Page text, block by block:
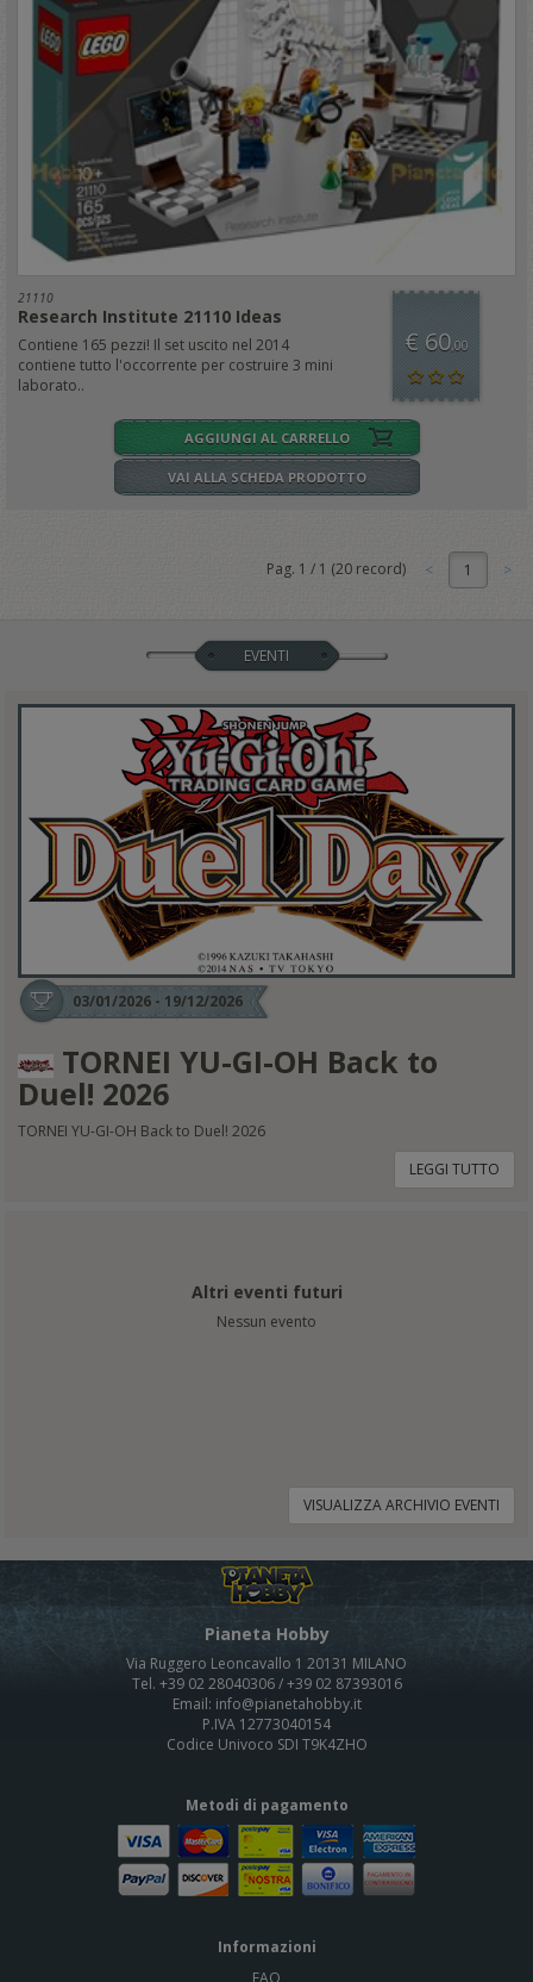
21110
Research Institute 21110 Ideas
Contiene 165 pezzi! Il set uscito nel 2014
contiene tutto l'occorrente per costruire 3 mini
laborato..
€ 60,00
AGGIUNGI AL CARRELLO
VAI ALLA SCHEDA PRODOTTO
Pag. 1 / 1 (20 record) 1
EVENTI
03/01/2026 - 19/12/2026
TORNEI YU-GI-OH Back to
Duel! 2026
TORNEI YU-GI-OH Back to Duel! 2026
LEGGI TUTTO
Altri eventi futuri
Nessun evento
VISUALIZZA ARCHIVIO EVENTI
Pianeta Hobby
Via Ruggero Leoncavallo 1 20131 MILANO
Tel. +39 02 28040306 / +39 02 87393016
Email: info@pianetahobby.it
P.IVA 12773040154
Codice Univoco SDI T9K4ZHO
Metodi di pagamento
Informazioni
FAQ